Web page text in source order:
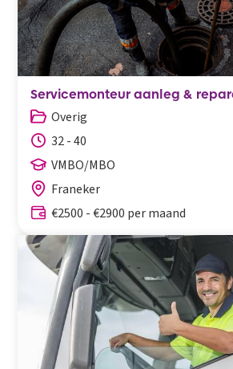
Servicemonteur aanleg &
Overig
32 - 40
VMBO/MBO
Franeker
€2500 - €2900 per maand